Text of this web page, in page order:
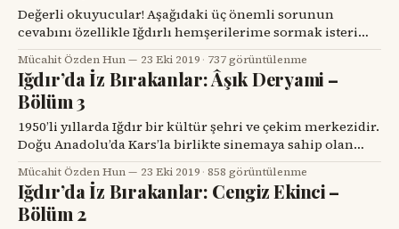
yılında Iğdır Sevdası kitabını yazarken
Değerli okuyucular! Aşağıdaki üç önemli sorunun
cevabını özellikle Iğdırlı hemşerilerime sormak isterim:
1. Cumhuriyet dönemi Iğdır’ının ilk kitabını kim yazdı? 2.
Cumhuriyet döneminde Iğdır Tarihi’ne ilişkin ilk kitabı
kim yazdı? 3. 1948 yılında Iğdır’ın ilk sinemasını kim açtı?
Mücahit Özden Hun 23 Eki 2019 · 737 görüntülenme
Iğdır’da İz Bırakanlar: Âşık Deryami –
Bölüm 3
1950’li yıllarda Iğdır bir kültür şehri ve çekim merkezidir.
Doğu Anadolu’da Kars’la birlikte sinemaya sahip olan
ikinci şehirdir. Gazete sayısı gittikçe çoğalmaktadır.
Azerbaycan göçmeni zengin ve eğitimli bir ahali Iğdır’ı
kendisine mesken edinmiştir. Şiirin ve edebiyatın bir
değeri ve bir anlamı vardır. Türkiye’nin en ünlü
Mücahit Özden Hun 23 Eki 2019 · 858 görüntülenme
Iğdır’da İz Bırakanlar: Cengiz Ekinci –
Bölüm 2